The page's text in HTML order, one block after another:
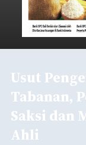
Usut
Tabanan,
Saksi dan
Ahli